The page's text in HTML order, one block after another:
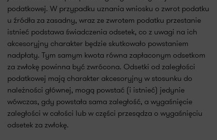
podatkowej. W przypadku uznania wniosku o zwrot podatku
u źródła za zasadny, wraz ze zwrotem podatku przestanie
istnieć podstawa świadczenia odsetek, co z uwagi na ich
akcesoryjny charakter będzie skutkowało powstaniem
nadpłaty. Tym samym kwota równa zapłaconym odsetkom
za zwłokę powinna być zwrócona. Odsetki od zaległości
podatkowej mają charakter akcesoryjny w stosunku do
należności głównej, mogą powstać (i istnieć) jedynie
wówczas, gdy powstała sama zaległość, a wygaśnięcie
zaległości w całości lub w części przesądza o wygaśnięciu
odsetek za zwłokę.